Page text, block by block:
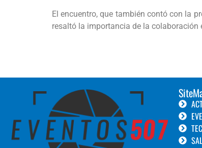
El encuentro, que también contó con la
resaltó la importancia de la